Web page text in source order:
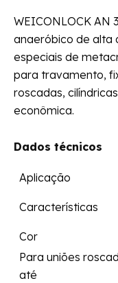
WEICONLOCK AN
anaeróbico de alta
especiais de
para travamento,
roscadas,
econômica.
Dados técnicos
Aplicação
Características
Cor
Para uniões
até